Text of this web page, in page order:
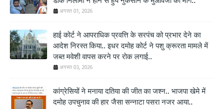
अगस्त 01, 2026
हाई कोर्ट ने आपराधिक प्रवत्ति के सरपंच को प्रभार देने का
आदेश निरस्त किया.. इधर दमोह कोर्ट ने पशु क्रूरता मामले में
जब्त मवेशी वापस करने पर रोक लगाई..
अगस्त 03, 2026
कांग्रेसियों ने मनाया दतिया की जीत का जश्न.. भाजपा खेमे में
दमोह उपचुनाव की हार जैसा सन्नाटा पसरा नजर आया..